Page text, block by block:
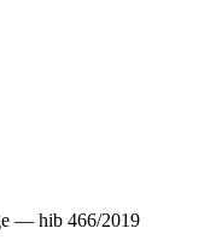
— hib 466/2019